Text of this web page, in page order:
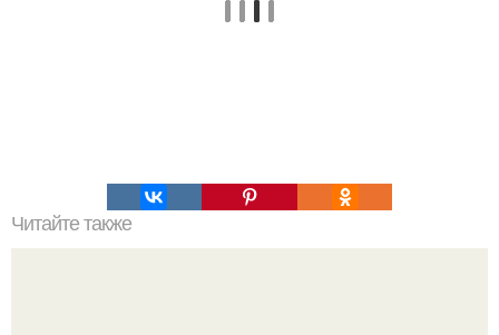
Читайте также